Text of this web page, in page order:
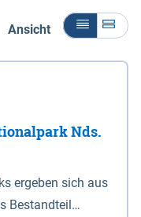
Ansicht
Nds.
ergeben sich aus
Bestandteil